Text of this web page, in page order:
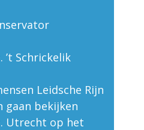
Schrickelik
Leidsche Rijn
gaan bekijken
Utrecht op het